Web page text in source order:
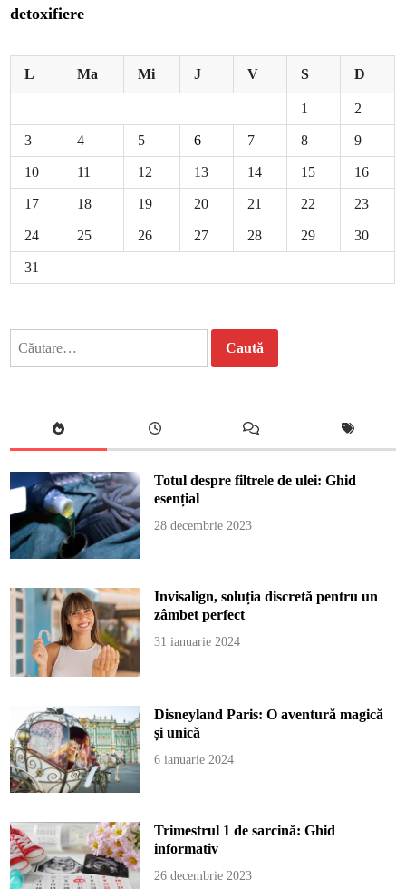
detoxifiere
L Ma Mi J V S D
1 2
3 4 5 6 7 8 9
10 11 12 13 14 15 16
17 18 19 20 21 22 23
24 25 26 27 28 29 30
31
Totul despre filtrele de ulei: Ghid
esențial
28 decembrie 2023
Invisalign, soluția discretă pentru un
zâmbet perfect
31 ianuarie 2024
Disneyland Paris: O aventură magică
și unică
6 ianuarie 2024
Trimestrul 1 de sarcină: Ghid
informativ
26 decembrie 2023